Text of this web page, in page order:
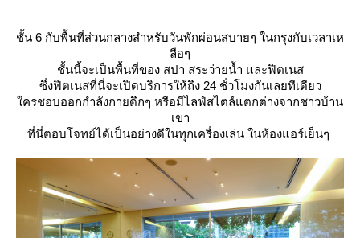
ชั้น 6 กับพื้นที่ส่วนกลางสำหรับวันพักผ่อนสบายๆ ในกรุงกับเวลาเห
ลือๆ
ชั้นนี้จะเป็นพื้นที่ของ สปา สระว่ายน้ำ และฟิตเนส
ซึ่งฟิตเนสที่นี่จะเปิดบริการให้ถึง 24 ชั่วโมงกันเลยทีเดียว
ครชอบออกกำลังกายดึกๆ หรือมีไลฟ์สไตล์แตกต่างจากชาวบ้าน
เขา
ที่นี่ตอบโจทย์ได้เป็นอย่างดีในทุกเครื่องเล่น ในห้องแอร์เย็นๆ